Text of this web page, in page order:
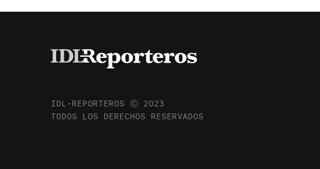
IDL-REPORTEROS Ⓒ 2023
TODOS LOS DERECHOS RESERVADOS